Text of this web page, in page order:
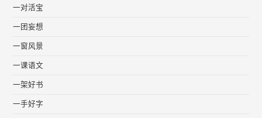
一对活宝
一团妄想
一窗风景
一课语文
一架好书
一手好字